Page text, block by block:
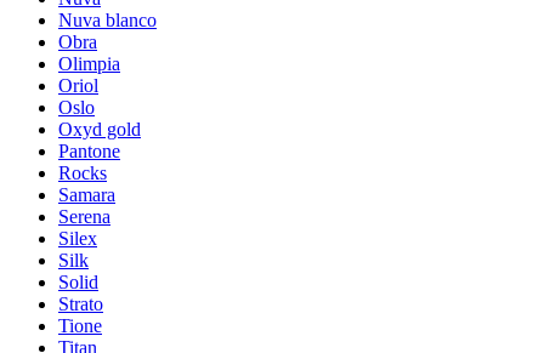
Nuva blanco
Obra
Olimpia
Oriol
Oslo
Oxyd gold
Pantone
Rocks
Samara
Serena
Silex
Silk
Solid
Strato
Tione
Titan